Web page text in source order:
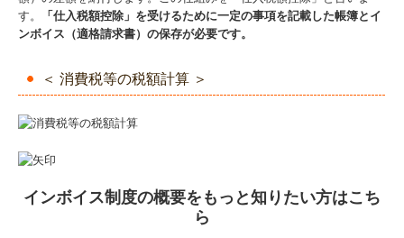
す。
「仕入税額控除」を受けるために一定の事項を記載した帳簿とイ
ンボイス（適格請求書）の保存が必要です。
＜ 消費税等の税額計算 ＞
インボイス制度の概要をもっと知りたい方はこち
ら